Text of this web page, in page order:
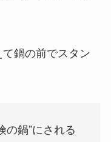
鍋の前でスタン
の鍋”にされる